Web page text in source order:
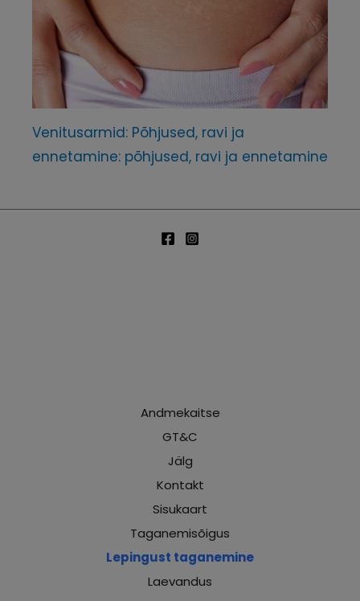
Venitusarmid: Põhjused, ravi ja
ennetamine: põhjused, ravi ja ennetamine
Andmekaitse
GT&C
Jälg
Kontakt
Sisukaart
Taganemisõigus
Lepingust taganemine
Laevandus